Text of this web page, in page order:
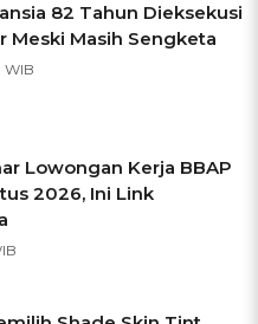
82 Tahun Dieksekusi
Meski Masih Sengketa
WIB
Lowongan Kerja BBAP
2026, Ini Link